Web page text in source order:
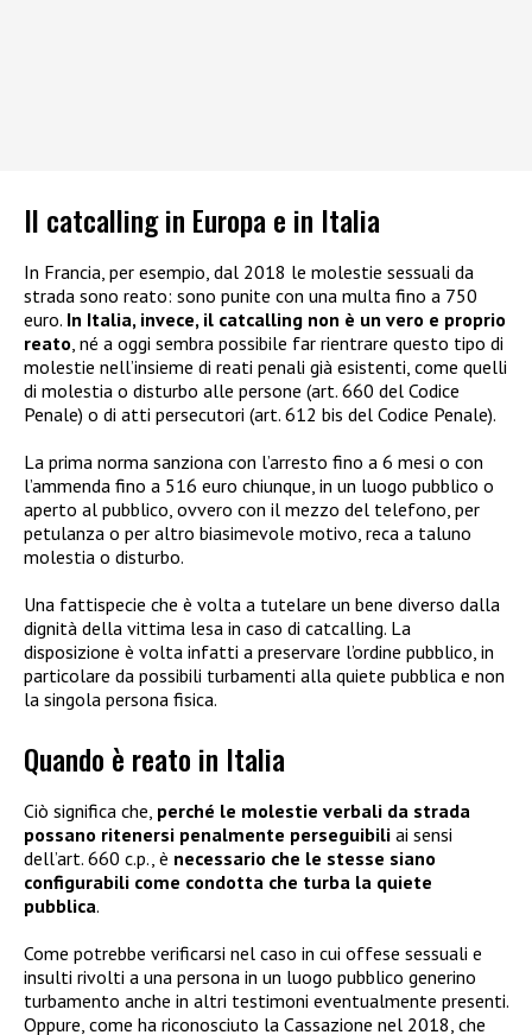
Il catcalling in Europa e in Italia
In Francia, per esempio, dal 2018 le molestie sessuali da
strada sono reato: sono punite con una multa fino a 750
euro. In Italia, invece, il catcalling non è un vero e proprio
reato , né a oggi sembra possibile far rientrare questo tipo di
molestie nell’insieme di reati penali già esistenti, come quelli
di molestia o disturbo alle persone (art. 660 del Codice
Penale) o di atti persecutori (art. 612 bis del Codice Penale).
La prima norma sanziona con l’arresto fino a 6 mesi o con
l’ammenda fino a 516 euro chiunque, in un luogo pubblico o
aperto al pubblico, ovvero con il mezzo del telefono, per
petulanza o per altro biasimevole motivo, reca a taluno
molestia o disturbo.
Una fattispecie che è volta a tutelare un bene diverso dalla
dignità della vittima lesa in caso di catcalling. La
disposizione è volta infatti a preservare l’ordine pubblico, in
particolare da possibili turbamenti alla quiete pubblica e non
la singola persona fisica.
Quando è reato in Italia
Ciò significa che, perché le molestie verbali da strada
possano ritenersi penalmente perseguibili ai sensi
dell’art. 660 c.p., è necessario che le stesse siano
configurabili come condotta che turba la quiete
pubblica.
Come potrebbe verificarsi nel caso in cui offese sessuali e
insulti rivolti a una persona in un luogo pubblico generino
turbamento anche in altri testimoni eventualmente presenti.
Oppure, come ha riconosciuto la Cassazione nel 2018, che